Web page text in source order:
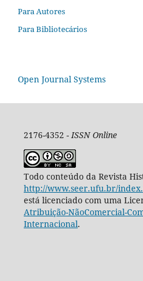
Para Autores
Para Bibliotecários
Open Journal Systems
2176-4352 -ISSN Online
Todo conteúdo da Revista
http://www.seer.ufu.br/
está licenciado com uma
Atribuição-NãoComercial-
Internacional.